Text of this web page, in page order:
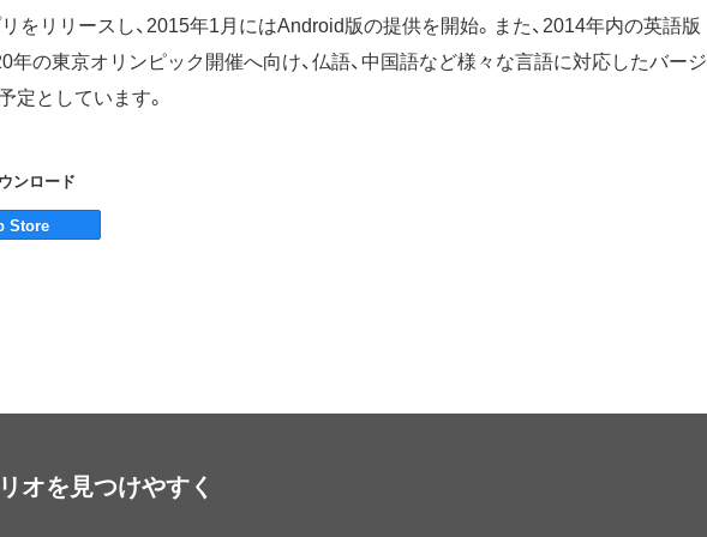
をリリースし、2015年1月にはAndroid版の提供を開始。また、2014年内の英語版
年の東京オリンピック開催へ向け、仏語、中国語など様々な言語に対応したバージ
定としています。
ンロード
オを見つけやすく